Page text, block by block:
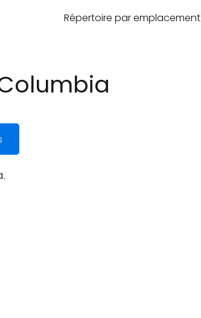
Répertoire par emplacement